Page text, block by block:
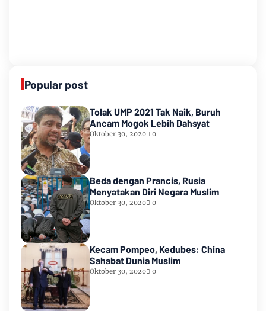
Popular post
Tolak UMP 2021 Tak Naik, Buruh
Ancam Mogok Lebih Dahsyat
Oktober 30, 2020 0
Beda dengan Prancis, Rusia
Menyatakan Diri Negara Muslim
Oktober 30, 2020 0
Kecam Pompeo, Kedubes: China
Sahabat Dunia Muslim
Oktober 30, 2020 0